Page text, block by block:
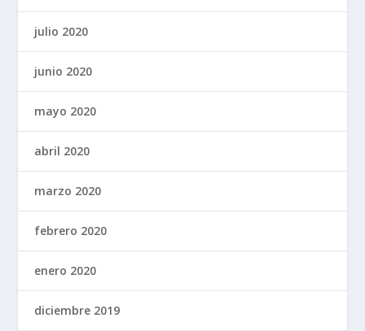
julio 2020
junio 2020
mayo 2020
abril 2020
marzo 2020
febrero 2020
enero 2020
diciembre 2019